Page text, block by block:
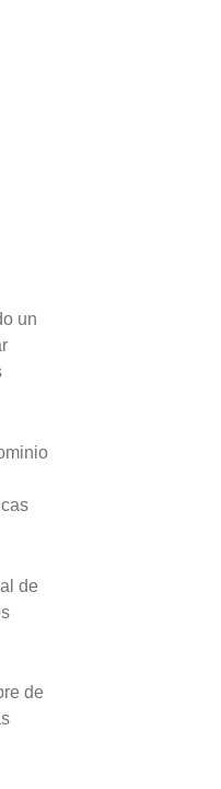
un
de
de